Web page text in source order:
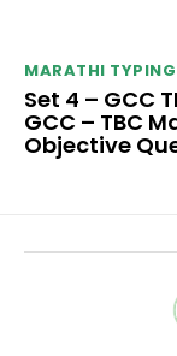
MARATHI TYPING
Set 4 – GCC
GCC – TBC
Objective